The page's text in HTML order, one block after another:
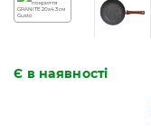
Є в наявності